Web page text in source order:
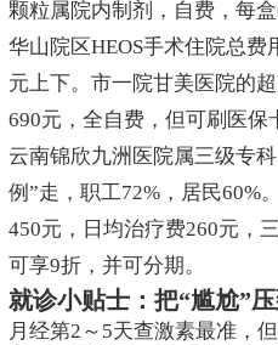
颗粒属院内制剂，自费，每
华山院区HEOS手术住院总费
元上下。市一院甘美医院的
690元，全自费，但可刷医保
云南锦欣九洲医院属三级专
例”走，职工72%，居民60%
450元，日均治疗费260元，
可享9折，并可分期。
就诊小贴士：把“尴尬”
月经第2～5天查激素最准，